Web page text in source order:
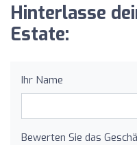
Hinterlasse
Estate:
Ihr Name
Bewerten Sie das